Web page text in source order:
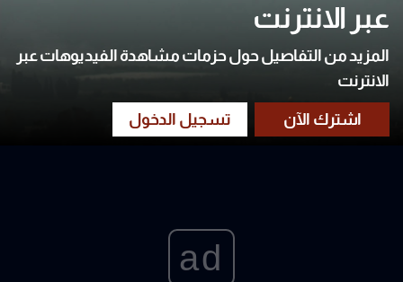
عبر الانترنت
المزيد من التفاصيل حول حزمات مشاهدة الفيديوهات عبر
الانترنت
ad